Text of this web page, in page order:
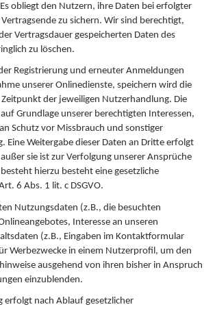
obliegt den Nutzern, ihre Daten bei erfolgter
zu sichern. Wir sind berechtigt,
Vertragsdauer gespeicherten Daten des
zu löschen.
Registrierung und erneuter Anmeldungen
unserer Onlinedienste, speichern wird die
der jeweiligen Nutzerhandlung. Die
Grundlage unserer berechtigten Interessen,
Schutz vor Missbrauch und sonstiger
Eine Weitergabe dieser Daten an Dritte erfolgt
sie ist zur Verfolgung unserer Ansprüche
hierzu besteht eine gesetzliche
6 Abs. 1 lit. c DSGVO.
Nutzungsdaten (z.B., die besuchten
Interesse an unseren
(z.B., Eingaben im Kontaktformular
Werbezwecke in einem Nutzerprofil, um den
ausgehend von ihren bisher in Anspruch
einzublenden.
nach Ablauf gesetzlicher